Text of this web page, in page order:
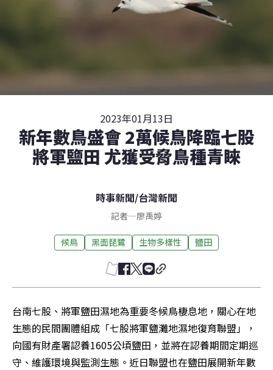
2023年01月13日
新年數鳥盛會 2萬候鳥降臨七股
將軍鹽田 尤獲受脅鳥種青睞
時事新聞/台灣新聞
記者—廖禹婷
候鳥 黑面琵鷺 生物多樣性 鹽田
台南七股、將軍鹽田濕地為重要冬候鳥棲息地，關心在地
生態的民間團體組成「七股將軍鹽灘地濕地復育聯盟」，
向國有財產署認養1605公頃鹽田，並將在認養期間定期巡
守、維護環境與監測生態。近日聯盟也在鹽田展開新年數